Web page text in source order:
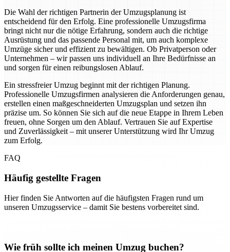
Die Wahl der richtigen Partnerin der Umzugsplanung ist
entscheidend für den Erfolg. Eine professionelle Umzugsfirma
bringt nicht nur die nötige Erfahrung, sondern auch die richtige
Ausrüstung und das passende Personal mit, um auch komplexe
Umzüge sicher und effizient zu bewältigen. Ob Privatperson oder
Unternehmen – wir passen uns individuell an Ihre Bedürfnisse an
und sorgen für einen reibungslosen Ablauf.
Ein stressfreier Umzug beginnt mit der richtigen Planung.
Professionelle Umzugsfirmen analysieren die Anforderungen genau,
erstellen einen maßgeschneiderten Umzugsplan und setzen ihn
präzise um. So können Sie sich auf die neue Etappe in Ihrem Leben
freuen, ohne Sorgen um den Ablauf. Vertrauen Sie auf Expertise
und Zuverlässigkeit – mit unserer Unterstützung wird Ihr Umzug
zum Erfolg.
FAQ
Häufig gestellte Fragen
Hier finden Sie Antworten auf die häufigsten Fragen rund um
unseren Umzugsservice – damit Sie bestens vorbereitet sind.
Wie früh sollte ich meinen Umzug buchen?